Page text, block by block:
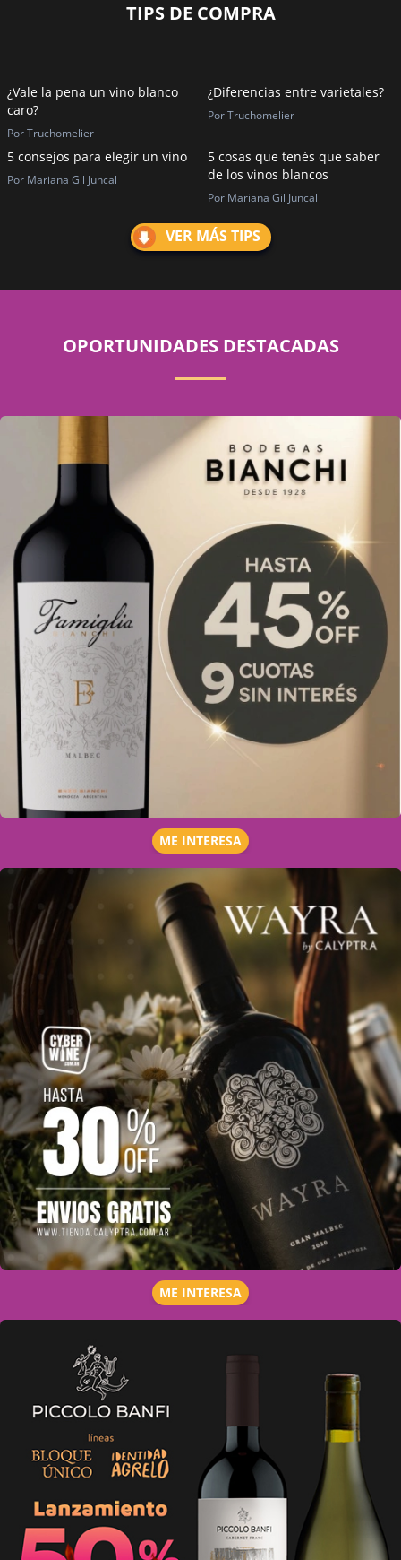
TIPS DE COMPRA
¿Vale la pena un vino blanco
caro?
Por Truchomelier
¿Diferencias entre varietales?
Por Truchomelier
5 consejos para elegir un vino
Por Mariana Gil Juncal
5 cosas que tenés que saber
de los vinos blancos
Por Mariana Gil Juncal
VER MÁS TIPS
OPORTUNIDADES DESTACADAS
ME INTERESA
ME INTERESA